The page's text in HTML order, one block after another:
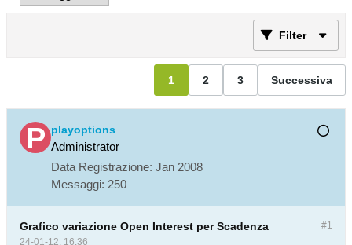
Filter
1 2 3 Successiva
playoptions
Administrator
Data Registrazione: Jan 2008
Messaggi: 250
#1
Grafico variazione Open Interest per Scadenza
24-01-12, 16:36